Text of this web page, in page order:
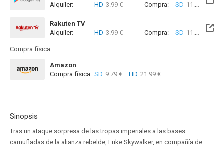
Alquiler: HD 3.99 € Compra: SD 11.99 € HD
Rakuten TV
Alquiler:
HD 3.99 € Compra: SD 11.99 € HD
Compra física
Amazon
Compra física: SD 9.79 € HD 21.99 €
Sinopsis
Tras un ataque sorpresa de las tropas imperiales a las bases
camufladas de la alianza rebelde, Luke Skywalker, en compañía de